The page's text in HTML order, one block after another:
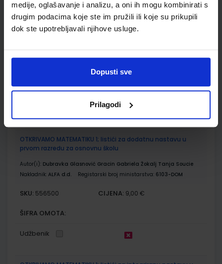
medije, oglašavanje i analizu, a oni ih mogu kombinirati s
drugim podacima koje ste im pružili ili koje su prikupili
dok ste upotrebljavali njihove usluge.
Dopusti sve
Prilagodi
MOJ SRETNI BROJ 1; nastavni listići za matematiku u prvom
razredu osnovne škole
Autor(i):Sanja Jakovljević Rodić Dubravka Miklec Graciella Prtajin
DOM3
CIJENA:
ŠIFRA OMOTA:
OTKRIVAMO MATEMATIKU 1; listići za dodatnu nastavu u
prvom razredu za osnovnu školu
Autor(i): Dubravka Glasnović Gracin Gabriela Žokalj Tanja Soucie
Nakladnik: ALFA d.d. Registarski broj ministarstva: 6103-DOM
SKU: 556500 CIJENA: 9,00 €
ŠIFRA OMOTA:
Udžbenik